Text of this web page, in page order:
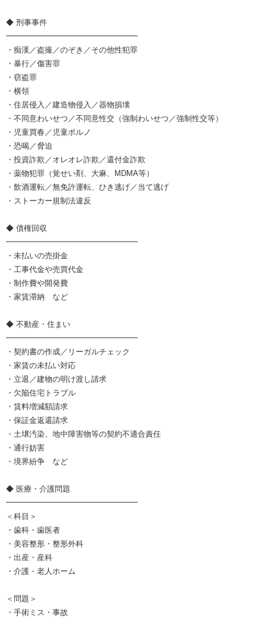
◆ 刑事事件
━━━━━━━━━━━━━━━━━
・痴漢／盗撮／のぞき／その他性犯罪
・暴行／傷害罪
・窃盗罪
・横領
・住居侵入／建造物侵入／器物損壊
・不同意わいせつ／不同意性交（強制わいせつ／強制性交等）
・児童買春／児童ポルノ
・恐喝／脅迫
・投資詐欺／オレオレ詐欺／還付金詐欺
・薬物犯罪（覚せい剤、大麻、MDMA等）
・飲酒運転／無免許運転、ひき逃げ／当て逃げ
・ストーカー規制法違反
◆ 債権回収
━━━━━━━━━━━━━━━━━
・未払いの売掛金
・工事代金や売買代金
・制作費や開発費
・家賃滞納 など
◆ 不動産・住まい
━━━━━━━━━━━━━━━━━
・契約書の作成／リーガルチェック
・家賃の未払い対応
・立退／建物の明け渡し請求
・欠陥住宅トラブル
・賃料増減額請求
・保証金返還請求
・土壌汚染、地中障害物等の契約不適合責任
・通行妨害
・境界紛争 など
◆ 医療・介護問題
━━━━━━━━━━━━━━━━━
＜科目＞
・歯科・歯医者
・美容整形・整形外科
・出産・産科
・介護・老人ホーム
＜問題＞
・手術ミス・事故